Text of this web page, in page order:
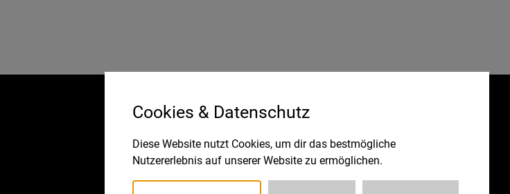
WIDERRUFSBELEHRUNG
IMPRESSUM
DATENSCHUTZ
Cookies & Datenschutz
Diese Website nutzt Cookies, um dir das bestmögliche
Nutzererlebnis auf unserer Website zu ermöglichen.